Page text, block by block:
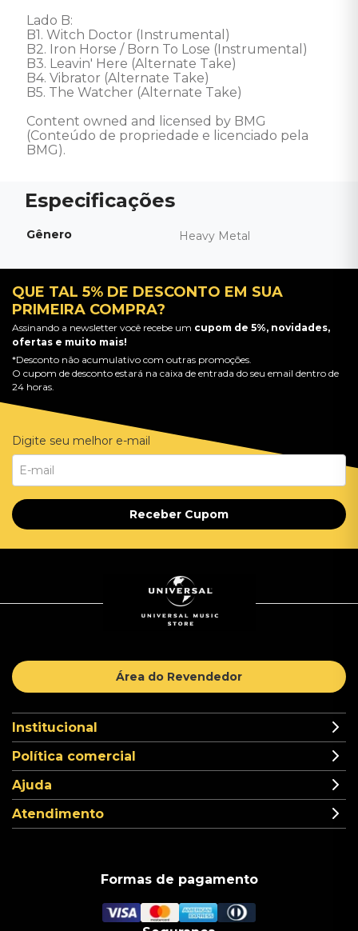
Lado B:
B1. Witch Doctor (Instrumental)
B2. Iron Horse / Born To Lose (Instrumental)
B3. Leavin' Here (Alternate Take)
B4. Vibrator (Alternate Take)
B5. The Watcher (Alternate Take)
Content owned and licensed by BMG
(Conteúdo de propriedade e licenciado pela
BMG).
Gênero Heavy Metal
QUE TAL 5% DE DESCONTO EM SUA
PRIMEIRA COMPRA?
Assinando a newsletter você recebe um cupom de 5%, novidades,
ofertas e muito mais!
*Desconto não acumulativo com outras promoções.
O cupom de desconto estará na caixa de entrada do seu email dentro de
24 horas.
Digite seu melhor e-mail
Receber Cupom
Área do Revendedor
Institucional
Política comercial
Ajuda
Atendimento
Formas de pagamento